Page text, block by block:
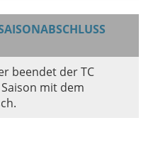
beendet der TC
mit dem